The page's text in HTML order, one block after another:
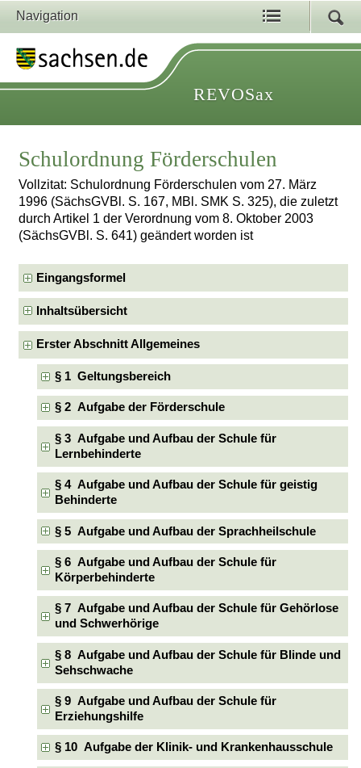
Navigation
REVOSax
Schulordnung Förderschulen
Vollzitat: Schulordnung Förderschulen vom 27. März
1996 (SächsGVBl. S. 167, MBl. SMK S. 325), die zuletzt
durch Artikel 1 der Verordnung vom 8. Oktober 2003
(SächsGVBl. S. 641) geändert worden ist
Eingangsformel
Inhaltsübersicht
Erster Abschnitt Allgemeines
§ 1 Geltungsbereich
§ 2 Aufgabe der Förderschule
§ 3 Aufgabe und Aufbau der Schule für
Lernbehinderte
§ 4 Aufgabe und Aufbau der Schule für geistig
Behinderte
§ 5 Aufgabe und Aufbau der Sprachheilschule
§ 6 Aufgabe und Aufbau der Schule für
Körperbehinderte
§ 7 Aufgabe und Aufbau der Schule für Gehörlose
und Schwerhörige
§ 8 Aufgabe und Aufbau der Schule für Blinde und
Sehschwache
§ 9 Aufgabe und Aufbau der Schule für
Erziehungshilfe
§ 10 Aufgabe der Klinik- und Krankenhausschule